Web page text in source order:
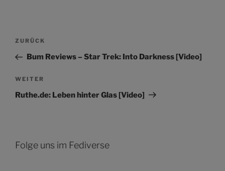
Beitragsnavigation
Vorheriger
Beitrag
ZURÜCK
Bum Reviews – Star Trek: Into Darkness [Video]
Nächster
Beitrag
WEITER
Ruthe.de: Leben hinter Glas [Video]
Folge uns im Fediverse